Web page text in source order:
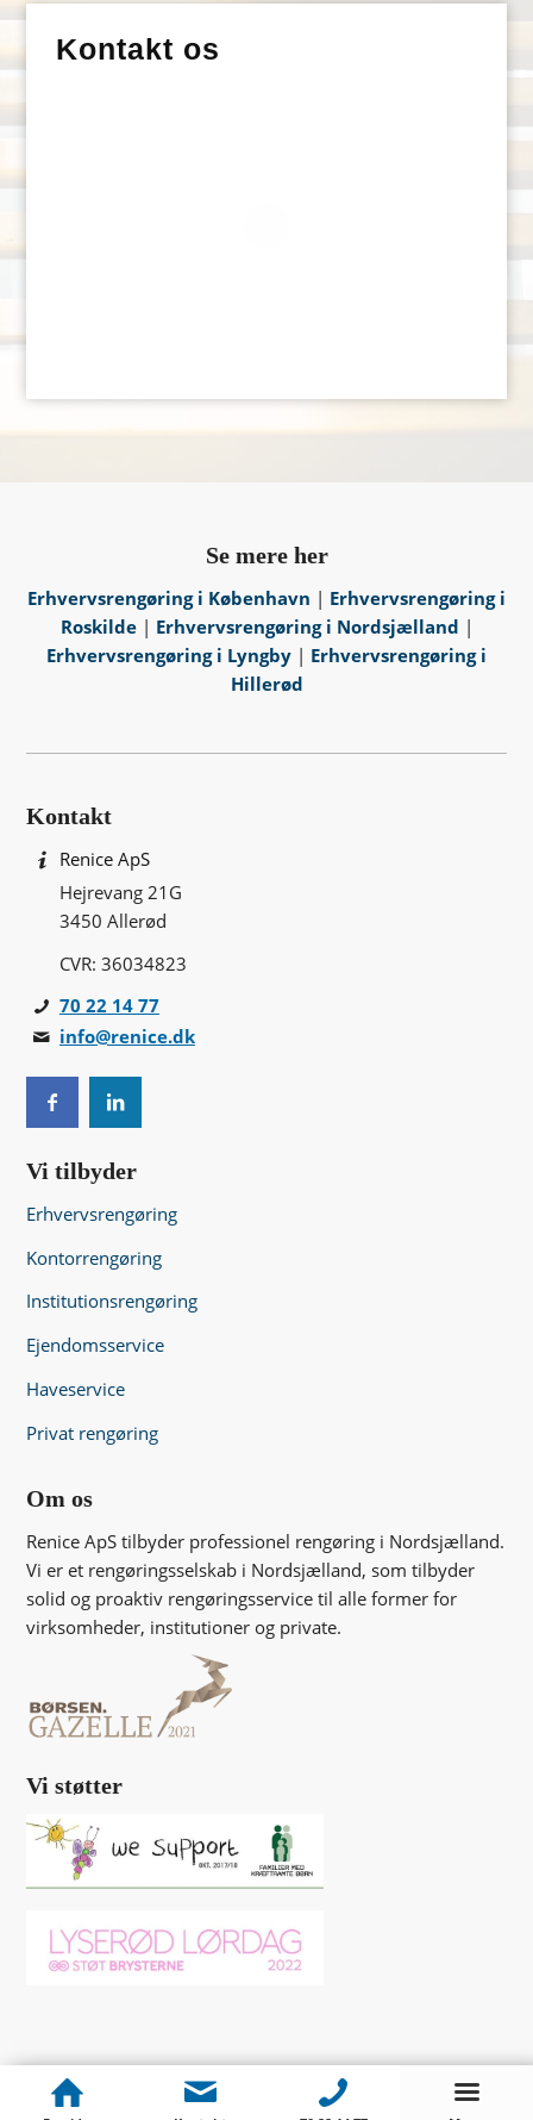
Kontakt os
Se mere her
Erhvervsrengøring i København | Erhvervsrengøring i
Roskilde | Erhvervsrengøring i Nordsjælland |
Erhvervsrengøring i Lyngby | Erhvervsrengøring i
Hillerød
Kontakt
Renice ApS
Hejrevang 21G
3450 Allerød
CVR: 36034823
70 22 14 77
info@renice.dk
Vi tilbyder
Erhvervsrengøring
Kontorrengøring
Institutionsrengøring
Ejendomsservice
Haveservice
Privat rengøring
Om os
Renice ApS tilbyder professionel rengøring i Nordsjælland.
Vi er et rengøringsselskab i Nordsjælland, som tilbyder
solid og proaktiv rengøringsservice til alle former for
virksomheder, institutioner og private.
Vi støtter